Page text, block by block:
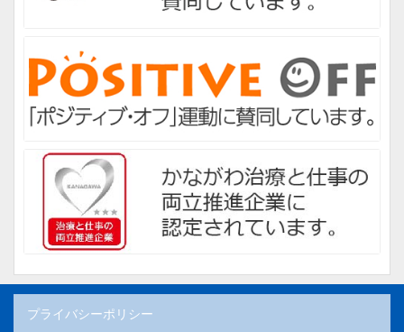
プライバシーポリシー